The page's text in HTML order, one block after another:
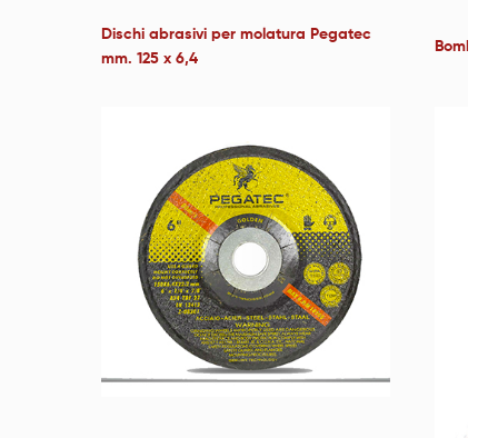
Dischi abrasivi per molatura Pegatec
mm. 125 x 6,4